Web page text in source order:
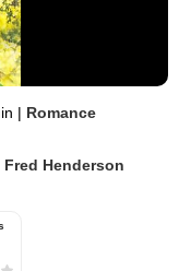
| Romance
Fred Henderson